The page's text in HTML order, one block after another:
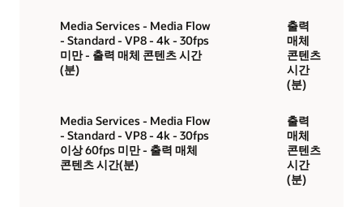
Media Services - Media Flow
- Standard - VP8 - 4k - 30fps
미만 - 출력 매체 콘텐츠 시간
(분)
출력
매체
콘텐츠
시간
(분)
Media Services - Media Flow
- Standard - VP8 - 4k - 30fps
이상 60fps 미만 - 출력 매체
콘텐츠 시간(분)
출력
매체
콘텐츠
시간
(분)